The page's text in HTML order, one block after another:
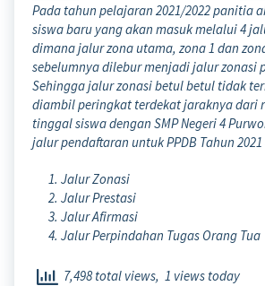
Pada tahun pelajaran 2021/2022 panitia
siswa baru yang akan masuk melalui 4
dimana jalur zona utama, zona 1 dan
sebelumnya dilebur menjadi jalur zonasi
Sehingga jalur zonasi betul betul tidak
diambil peringkat terdekat jaraknya dari
tinggal siswa dengan SMP Negeri 4
jalur pendaftaran untuk PPDB Tahun
Jalur Zonasi
Jalur Prestasi
Jalur Afirmasi
Jalur Perpindahan Tugas Orang Tua
7,498 total views, 1 views today